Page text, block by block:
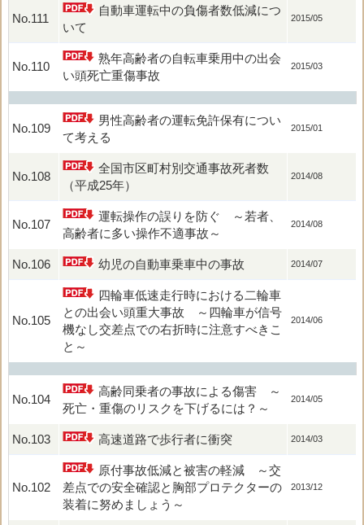
No.111
自動車運転中の負傷者数低減につ
いて
2015/05
No.110
熟年高齢者の自転車乗用中の出会
い頭死亡重傷事故
2015/03
No.109
男性高齢者の運転免許保有につい
て考える
2015/01
No.108
全国市区町村別交通事故死者数
（平成25年）
2014/08
No.107
運転操作の誤りを防ぐ ～若者、
高齢者に多い操作不適事故～
2014/08
No.106 幼児の自動車乗車中の事故 2014/07
No.105
四輪車低速走行時における二輪車
との出会い頭重大事故 ～四輪車が信号
機なし交差点での右折時に注意すべきこ
と～
2014/06
No.104
高齢同乗者の事故による傷害 ～
死亡・重傷のリスクを下げるには？～
2014/05
No.103 高速道路で歩行者に衝突 2014/03
No.102
原付事故低減と被害の軽減 ～交
差点での安全確認と胸部プロテクターの
装着に努めましょう～
2013/12